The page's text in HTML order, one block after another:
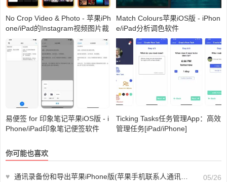
No Crop Video & Photo - 苹果iPh
one/iPad的Instagram视频图片裁
剪软件
Match Colours苹果iOS版 - iPhon
e/iPad分析调色软件
易便签 for 印象笔记苹果iOS版 - i
Phone/iPad印象笔记便签软件
Ticking Tasks任务管理App：高效
管理任务[iPad/iPhone]
你可能也喜欢
♥ 通讯录备份和导出苹果iPhone版(苹果手机联系人通讯录备份工具)
05/26